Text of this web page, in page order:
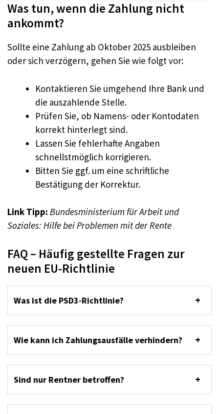
Was tun, wenn die Zahlung nicht
ankommt?
Sollte eine Zahlung ab Oktober 2025 ausbleiben
oder sich verzögern, gehen Sie wie folgt vor:
Kontaktieren Sie umgehend Ihre Bank und
die auszahlende Stelle.
Prüfen Sie, ob Namens- oder Kontodaten
korrekt hinterlegt sind.
Lassen Sie fehlerhafte Angaben
schnellstmöglich korrigieren.
Bitten Sie ggf. um eine schriftliche
Bestätigung der Korrektur.
Link Tipp: Bundesministerium für Arbeit und
Soziales: Hilfe bei Problemen mit der Rente
FAQ – Häufig gestellte Fragen zur
neuen EU-Richtlinie
Was ist die PSD3-Richtlinie?
Wie kann ich Zahlungsausfälle verhindern?
Sind nur Rentner betroffen?